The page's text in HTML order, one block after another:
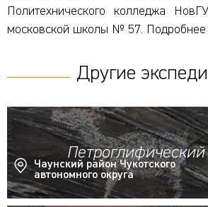
Политехнического колледжа
московской школы № 57. Подробнее
Другие
Петроглифический
Чаунский район Чукотского
автономного округа